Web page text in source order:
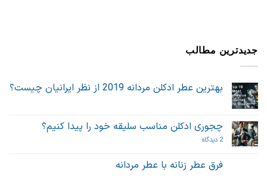
جدیدترین مطالب
بهترین عطر ادکلن مردانه 2019 از نظر ایرانیان چیست؟
بهترین
عطر
ادکلن
مردانه
از
نظر
نشده
چجوری ادکلن مناسب سلیقه خود را پیدا کنیم؟
2 دیدگاه برای
مناسب
سلیقه
فرق عطر زنانه با عطر مردانه